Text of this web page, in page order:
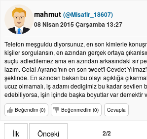
mahmut (@Misafir_18607)
08 Nisan 2015 Çarşamba 13:27
Telefon meşguldu diyorsunuz, en son kimlerle
kişiler sorgulansın, en azından gerçek ortaya
suçlu adledilemez ama en azından arkasındaki sır
lazım. Celal Ayrancı'nın en son tweet'i Cevdet
şeklinde. En azından bakan bu olayı açıklığa
ucuz olmamalı, iş adamı dedigimiz bu kadar sevilen
edebiliyorsa, işin içinde başka boyutlar var demektir
Beğendim (0) Beğenmedim (0) Cevapla
İlk Önceki 2/2